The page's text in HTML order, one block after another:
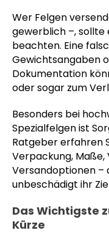
Wer Felgen
gewerblich –, sollte
beachten. Eine
Gewichtsangaben
Dokumentation
oder sogar zum
Besonders bei
Spezialfelgen ist
Ratgeber erfahren
Verpackung,
Versandoptionen –
unbeschädigt ihr
Das Wichtigste
Kürze